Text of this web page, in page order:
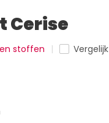
Cerise
stoffen Vergelijk